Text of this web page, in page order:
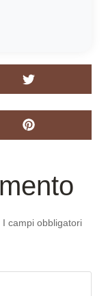
I campi obbligatori